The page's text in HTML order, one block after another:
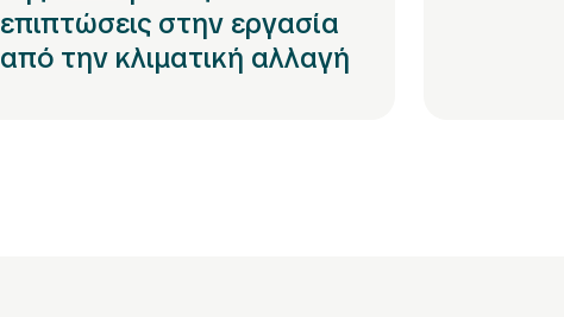
επιπτώσεις στην εργασία
από την κλιματική αλλαγή